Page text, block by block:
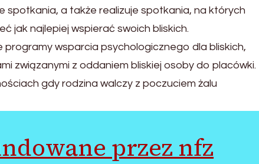
spotkania, a także realizuje spotkania, na których
jak najlepiej wspierać swoich bliskich.
wsparcia psychologicznego dla bliskich,
związanymi z oddaniem bliskiej osoby do placówki.
gdy rodzina walczy z poczuciem żalu
przez nfz